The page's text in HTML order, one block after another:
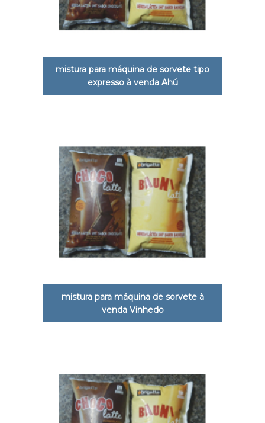
mistura para máquina de sorvete tipo
expresso à venda Ahú
mistura para máquina de sorvete à
venda Vinhedo